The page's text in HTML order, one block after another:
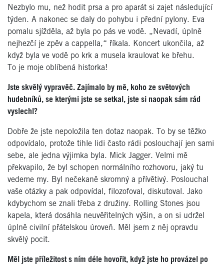
Nezbylo mu, než hodit prsa a pro aparát si zajet následující
týden. A nakonec se daly do pohybu i přední pylony. Eva
pomalu sjížděla, až byla po pás ve vodě. „Nevadí, úplně
nejhezčí je zpěv a cappella,“ říkala. Koncert ukončila, až
když byla ve vodě po krk a musela kraulovat ke břehu.
To je moje oblíbená historka!
Jste skvělý vypravěč. Zajímalo by mě, koho ze světových
hudebníků, se kterými jste se setkal, jste si naopak sám rád
vyslechl?
Dobře že jste nepoložila ten dotaz naopak. To by se těžko
odpovídalo, protože tihle lidi často rádi poslouchají jen sami
sebe, ale jedna výjimka byla. Mick Jagger. Velmi mě
překvapilo, že byl schopen normálního rozhovoru, jaký tu
vedeme my. Byl nečekaně skromný a přívětivý. Poslouchal
vaše otázky a pak odpovídal, filozofoval, diskutoval. Jako
kdybychom se znali třeba z družiny. Rolling Stones jsou
kapela, která dosáhla neuvěřitelných výšin, a on si udržel
úplně civilní přátelskou úroveň. Měl jsem z něj opravdu
skvělý pocit.
Měl jste příležitost s ním déle hovořit, když jste ho provázel po